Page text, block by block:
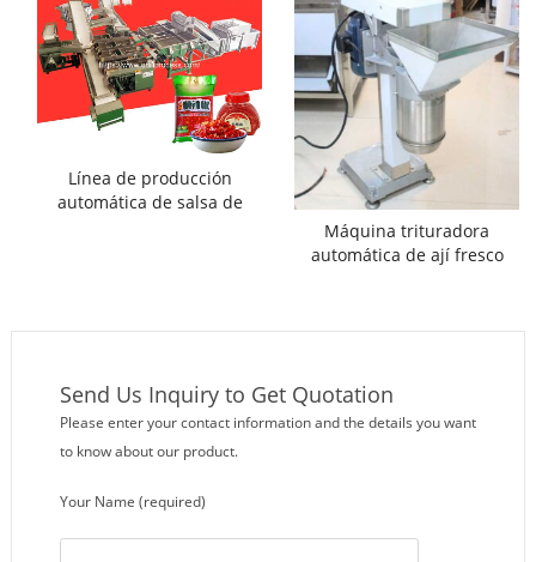
Línea de producción
automática de salsa de
Máquina trituradora
automática de ají fresco
Send Us Inquiry to Get Quotation
Please enter your contact information and the details you want
to know about our product.
Your Name (required)